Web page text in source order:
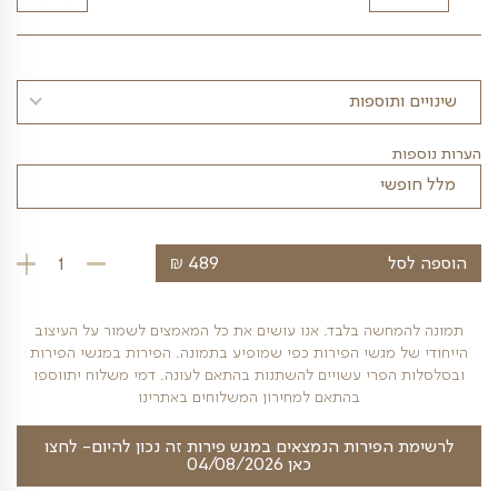
מהודר, הנסגר באמצעות מכסה שקוף ועמיד המאפשר
חוזרת ושמירה על עמידות הפירות. סושי הפירות האלגנטי
רוטב טעים ומתוק וכל מה שצריך ליהנות מחווית סושי פרי
תיאבון.
אגוזים, בוטנים, קוקוס, גלוטן
כמות הסועדים